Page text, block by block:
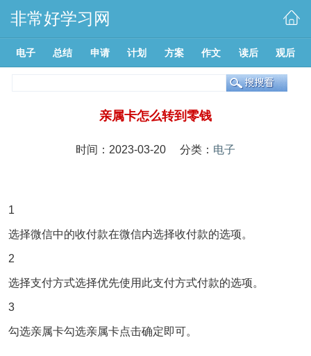
非常好学习网
电子 总结 申请 计划 方案 作文 读后 观后
亲属卡怎么转到零钱
时间：2023-03-20 分类： 电子
1
选择微信中的收付款在微信内选择收付款的选项。
2
选择支付方式选择优先使用此支付方式付款的选项。
3
勾选亲属卡勾选亲属卡点击确定即可。